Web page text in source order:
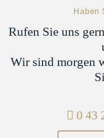
Haben
Rufen Sie uns
Wir sind morgen
0 43